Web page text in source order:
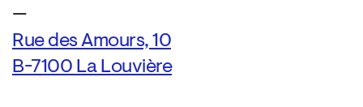
—
Rue des Amours, 10
B-7100 La Louvière